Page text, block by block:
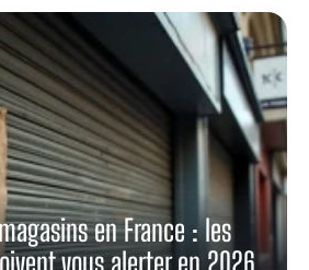
en France : les